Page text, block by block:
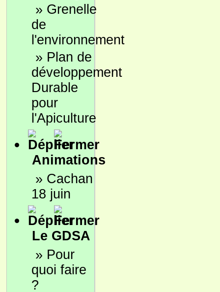
» Grenelle
de
l'environnement
» Plan de
développement
Durable
pour
l'Apiculture
Animations
» Cachan
18 juin
Le GDSA
» Pour
quoi faire
?